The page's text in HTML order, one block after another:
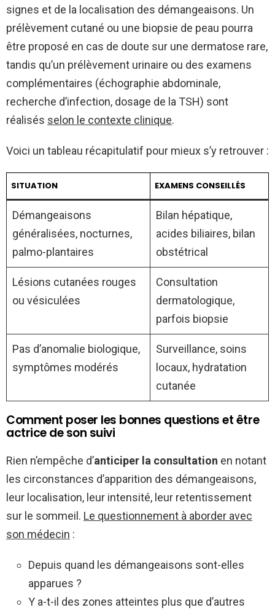
signes et de la localisation des démangeaisons. Un
prélèvement cutané ou une biopsie de peau pourra
être proposé en cas de doute sur une dermatose rare,
tandis qu’un prélèvement urinaire ou des examens
complémentaires (échographie abdominale,
recherche d’infection, dosage de la TSH) sont
réalisés selon le contexte clinique.
Voici un tableau récapitulatif pour mieux s’y retrouver :
SITUATION EXAMENS CONSEILLÉS
Démangeaisons
généralisées, nocturnes,
palmo-plantaires
Bilan hépatique,
acides biliaires, bilan
obstétrical
Lésions cutanées rouges
ou vésiculées
Consultation
dermatologique,
parfois biopsie
Pas d’anomalie biologique,
symptômes modérés
Surveillance, soins
locaux, hydratation
cutanée
Comment poser les bonnes questions et être
actrice de son suivi
Rien n’empêche d’anticiper la consultation en notant
les circonstances d’apparition des démangeaisons,
leur localisation, leur intensité, leur retentissement
sur le sommeil. Le questionnement à aborder avec
son médecin :
Depuis quand les démangeaisons sont-elles
apparues ?
Y a-t-il des zones atteintes plus que d’autres